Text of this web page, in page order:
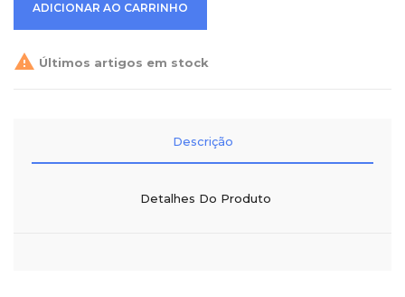
ADICIONAR AO CARRINHO
 Últimos artigos em stock
Descrição
Detalhes Do Produto